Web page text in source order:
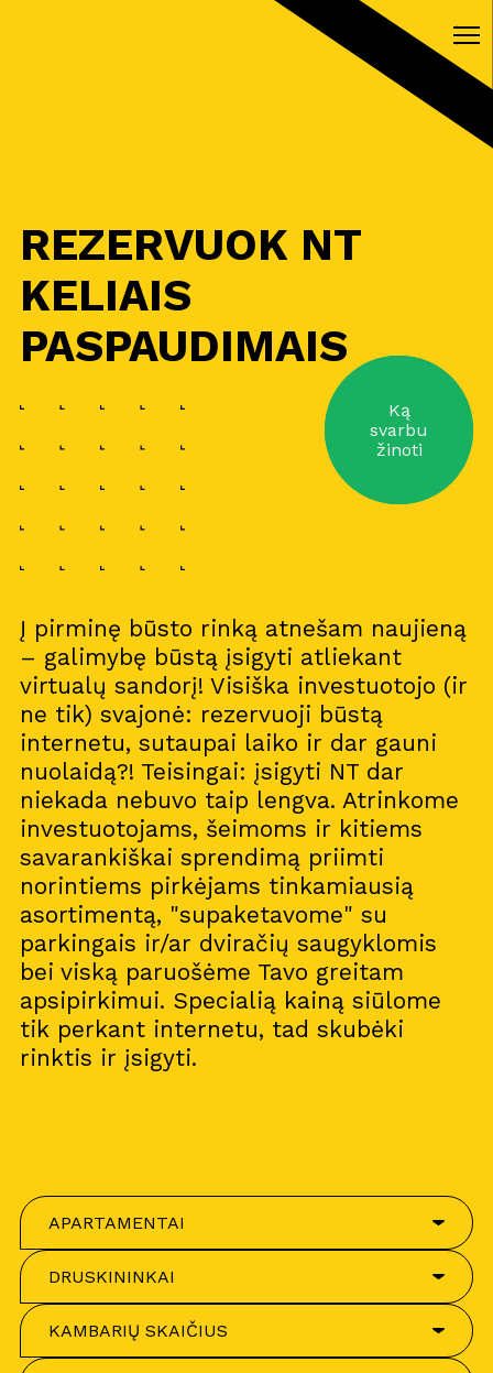
REZERVUOK NT
KELIAIS
PASPAUDIMAIS
Į pirminę būsto rinką atnešam naujieną
– galimybę būstą įsigyti atliekant
virtualų sandorį! Visiška investuotojo (ir
ne tik) svajonė: rezervuoji būstą
internetu, sutaupai laiko ir dar gauni
nuolaidą?! Teisingai: įsigyti NT dar
niekada nebuvo taip lengva. Atrinkome
investuotojams, šeimoms ir kitiems
savarankiškai sprendimą priimti
norintiems pirkėjams tinkamiausią
asortimentą, "supaketavome" su
parkingais ir/ar dviračių saugyklomis
bei viską paruošėme Tavo greitam
apsipirkimui. Specialią kainą siūlome
tik perkant internetu, tad skubėki
rinktis ir įsigyti.
Ką
svarbu
žinoti
APARTAMENTAI
DRUSKININKAI
KAMBARIŲ SKAIČIUS